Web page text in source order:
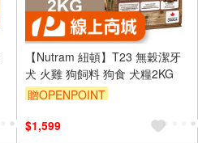
【Nutram 紐頓】T23 無穀潔牙
犬 火雞 狗飼料 狗食 犬糧2KG
贈OPENPOINT
$1,599